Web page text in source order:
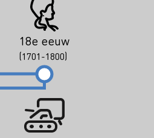
18e eeuw
(1701-1800)